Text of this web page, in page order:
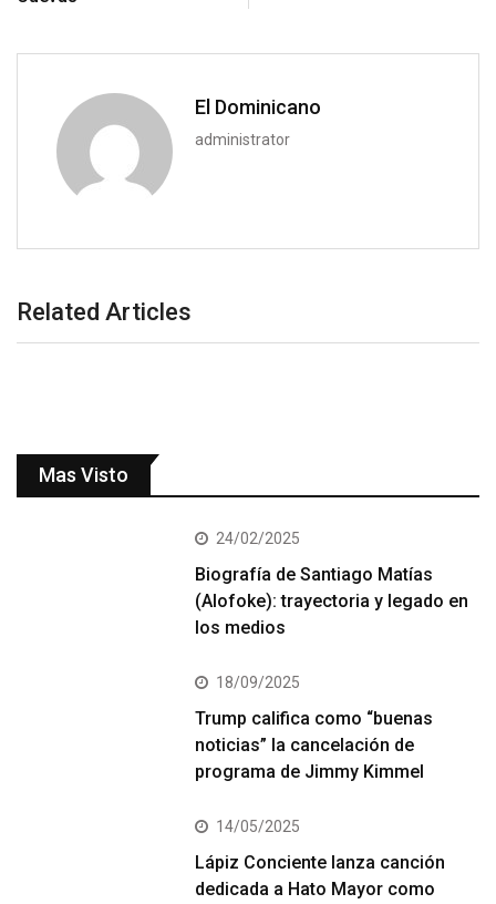
El Dominicano
administrator
Related Articles
Mas Visto
24/02/2025
Biografía de Santiago Matías
(Alofoke): trayectoria y legado en
los medios
18/09/2025
Trump califica como “buenas
noticias” la cancelación de
programa de Jimmy Kimmel
14/05/2025
Lápiz Conciente lanza canción
dedicada a Hato Mayor como